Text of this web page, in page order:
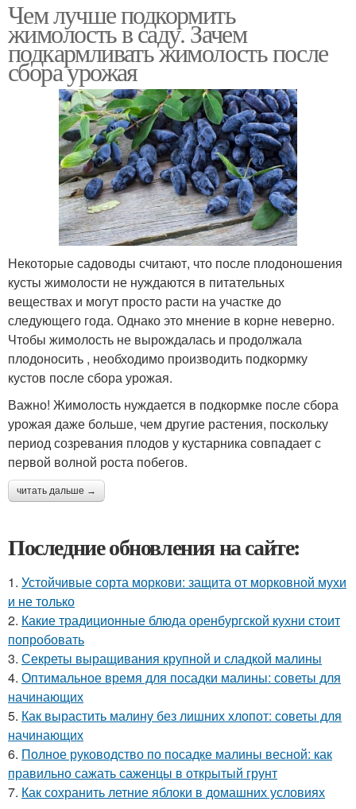
Чем лучше подкормить
жимолость в саду. Зачем
подкармливать жимолость после
сбора урожая
Некоторые садоводы считают, что после плодоношения
кусты жимолости не нуждаются в питательных
веществах и могут просто расти на участке до
следующего года. Однако это мнение в корне неверно.
Чтобы жимолость не вырождалась и продолжала
плодоносить , необходимо производить подкормку
кустов после сбора урожая.
Важно! Жимолость нуждается в подкормке после сбора
урожая даже больше, чем другие растения, поскольку
период созревания плодов у кустарника совпадает с
первой волной роста побегов.
читать дальше →
Последние обновления на сайте:
1. Устойчивые сорта моркови: защита от морковной мухи
и не только
2. Какие традиционные блюда оренбургской кухни стоит
попробовать
3. Секреты выращивания крупной и сладкой малины
4. Оптимальное время для посадки малины: советы для
начинающих
5. Как вырастить малину без лишних хлопот: советы для
начинающих
6. Полное руководство по посадке малины весной: как
правильно сажать саженцы в открытый грунт
7. Как сохранить летние яблоки в домашних условиях